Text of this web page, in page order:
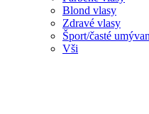
Blond vlasy
Zdravé vlasy
Šport/časté
Vši